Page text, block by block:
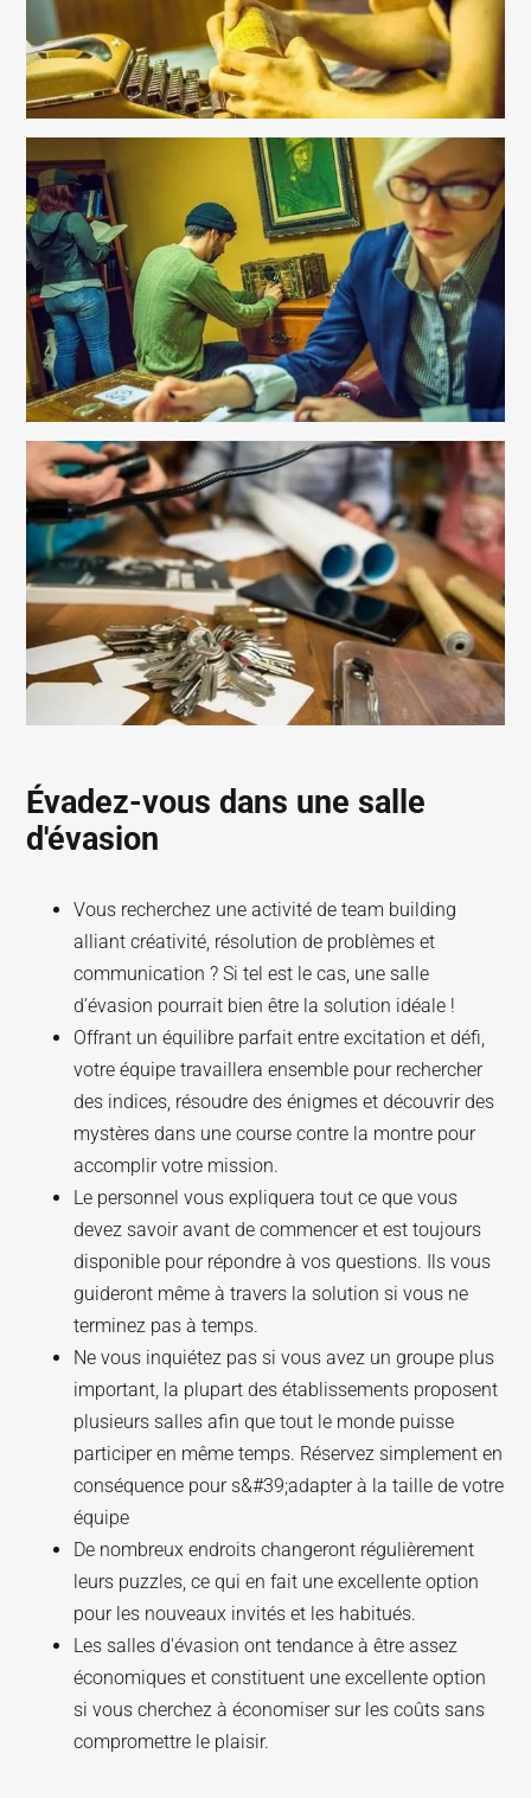
Évadez-vous dans une salle
d'évasion
Vous recherchez une activité de team building
alliant créativité, résolution de problèmes et
communication ? Si tel est le cas, une salle
d’évasion pourrait bien être la solution idéale !
Offrant un équilibre parfait entre excitation et défi,
votre équipe travaillera ensemble pour rechercher
des indices, résoudre des énigmes et découvrir des
mystères dans une course contre la montre pour
accomplir votre mission.
Le personnel vous expliquera tout ce que vous
devez savoir avant de commencer et est toujours
disponible pour répondre à vos questions. Ils vous
guideront même à travers la solution si vous ne
terminez pas à temps.
Ne vous inquiétez pas si vous avez un groupe plus
important, la plupart des établissements proposent
plusieurs salles afin que tout le monde puisse
participer en même temps. Réservez simplement en
conséquence pour s&#39;adapter à la taille de votre
équipe
De nombreux endroits changeront régulièrement
leurs puzzles, ce qui en fait une excellente option
pour les nouveaux invités et les habitués.
Les salles d'évasion ont tendance à être assez
économiques et constituent une excellente option
si vous cherchez à économiser sur les coûts sans
compromettre le plaisir.